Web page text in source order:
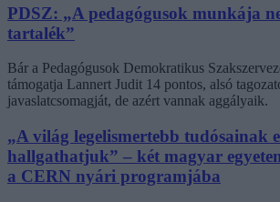
PDSZ: „A pedagógusok munkája
tartalék”
Bár a Pedagógusok Demokratikus
támogatja Lannert Judit 14 pontos, alsó
javaslatcsomagját, de azért vannak aggályaik.
„A világ legelismertebb tudósainak
hallgathatjuk” – két magyar
a CERN nyári programjába